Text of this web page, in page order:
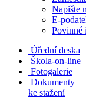
Napište
E-
Povinné
Úřední deska
Škola-on-line
Fotogalerie
Dokumenty
ke stažení